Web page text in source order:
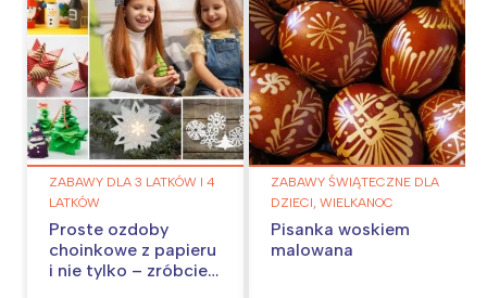
ZABAWY DLA 3 LATKÓW I 4
LATKÓW
Proste ozdoby
choinkowe z papieru
i nie tylko – zróbcie
ZABAWY ŚWIĄTECZNE DLA
DZIECI, WIELKANOC
Pisanka woskiem
malowana